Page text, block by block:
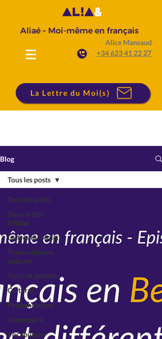
Aliaé – Moi-même en français
Alice Mansaud
+34 623 41 22 27
La Lettre du Moi(s)
Blog
Tous les posts
Dans la tête
d'Aliaé
Lettres du Moi(s)
Transcriptions
podcast
Trucs et astuces
Culturel
Prononciation
Grammaire
Vocabulaire
Tous les posts